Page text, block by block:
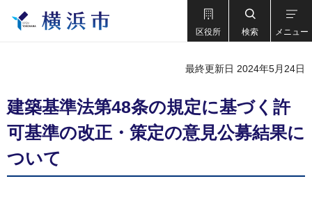
区役所 検索 メニュー
最終更新日 2024年5月24日
建築基準法第48条の規定に基づく許
可基準の改正・策定の意見公募結果に
ついて